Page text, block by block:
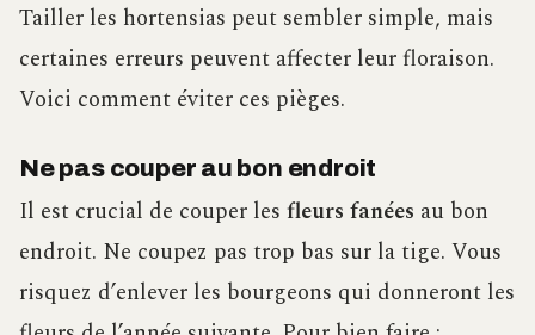
Tailler les hortensias peut sembler simple, mais
certaines erreurs peuvent affecter leur floraison.
Voici comment éviter ces pièges.
Ne pas couper au bon endroit
Il est crucial de couper les fleurs fanées au bon
endroit. Ne coupez pas trop bas sur la tige. Vous
risquez d’enlever les bourgeons qui donneront les